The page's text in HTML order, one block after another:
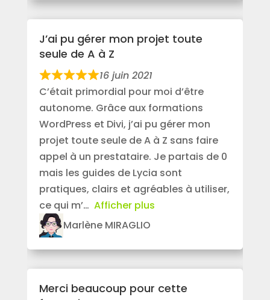
J’ai pu gérer mon projet toute
seule de A à Z
16 juin 2021
C’était primordial pour moi d’être
autonome. Grâce aux formations
WordPress et Divi, j’ai pu gérer mon
projet toute seule de A à Z sans faire
appel à un prestataire. Je partais de 0
mais les guides de Lycia sont
pratiques, clairs et agréables à utiliser,
ce qui m’
Afficher plus
Marlène MIRAGLIO
Merci beaucoup pour cette